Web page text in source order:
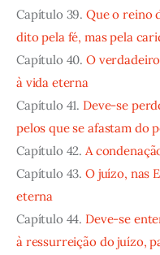
Capítulo 39.Que o reino
dito pela fé, mas pela
Capítulo 40.O
à vida eterna
Capítulo 41. Deve-se
pelos que se afastam do
Capítulo 42. A
Capítulo 43.O juízo, nas
eterna
Capítulo 44. Deve-se
à ressurreição do juízo,